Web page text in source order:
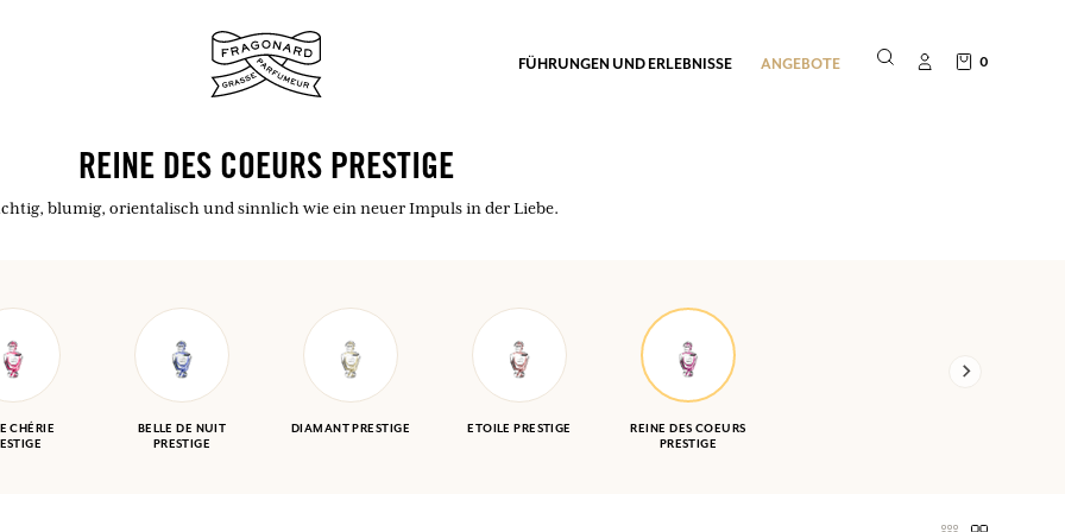
EINWÄHLEN
FÜHRUNGEN UND ERLEBNISSE ANGEBOTE 0
REINE DES COEURS PRESTIGE
blumig, orientalisch und sinnlich wie ein neuer Impuls in der Liebe.
CHÉRIE
BELLE DE NUIT
PRESTIGE
DIAMANT PRESTIGE ETOILE PRESTIGE
REINE DES COEURS
PRESTIGE